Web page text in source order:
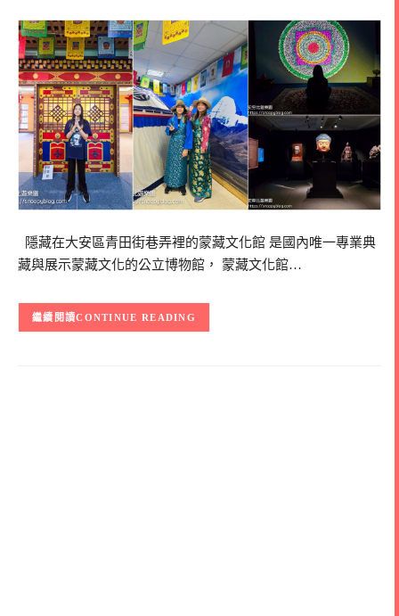
隱藏在大安區青田街巷弄裡的蒙藏文化館 是國內唯一專業典
藏與展示蒙藏文化的公立博物館， 蒙藏文化館…
CONTINUE READING